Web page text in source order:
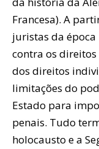
Francesa). A
juristas da
contra os
dos direitos
limitações do
Estado para
penais. Tudo
holocausto e a